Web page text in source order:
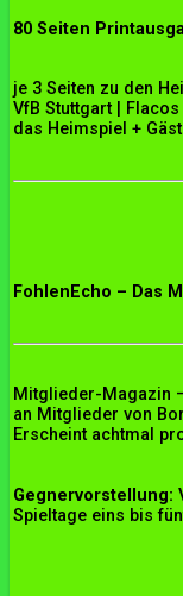
80 Seiten
je 3 Seiten zu den
VfB Stuttgart |
das Heimspiel +
FohlenEcho – Das
Mitglieder-Magazin
an Mitglieder von
Erscheint achtmal
Gegnervorstellung:
Spieltage eins bis